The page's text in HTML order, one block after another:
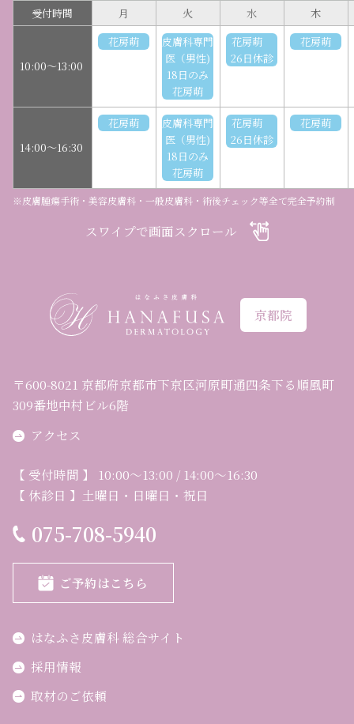
受付時間 月 火 水 木
10:00～13:00
花房萌
皮膚科専門
医（男性)
18日のみ
花房萌
花房萌
26日休診
花房萌
14:00～16:30
花房萌
皮膚科専門
医（男性)
18日のみ
花房萌
花房萌
26日休診
花房萌
※皮膚腫瘍手術・美容皮膚科・一般皮膚科・術後チェック等全て完全予約制
スワイプで画面スクロール
京都院
〒600-8021 京都府京都市下京区河原町通四条下る順風町
309番地中村ビル6階
アクセス
【 受付時間 】 10:00～13:00 / 14:00～16:30
【 休診日 】土曜日・日曜日・祝日
075-708-5940
ご予約はこちら
はなふさ皮膚科 総合サイト
採用情報
取材のご依頼